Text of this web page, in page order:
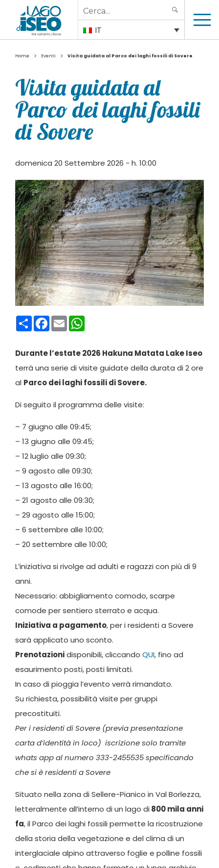
Search
for:
IT
Home > Eventi > Visita guidata al Parco dei laghi fossili di Sovere
Visita guidata al
Parco dei laghi fossili
di Sovere
domenica 20 Settembre 2026 - h. 10:00
CondividiFacebook
Email
Durante l’estate 2026 Hakuna Matata Lake Iseo
terrà una serie di visite guidate della durata di 2 ore
al Parco dei laghi fossili di Sovere.
Di seguito il programma delle visite:
– 7 giugno alle 09:45;
– 13 giugno alle 09:45;
– 12 luglio alle 09:30;
– 9 agosto alle 09:30;
– 13 agosto alle 16:00;
– 21 agosto alle 09:30;
– 29 agosto alle 15:00;
– 6 settembre alle 10:00;
– 20 settembre alle 10:00;
L’iniziativa si rivolge ad adulti e ragazzi con più di 9
anni.
Necessario: abbigliamento comodo, scarpe
comode per sentiero sterrato e acqua.
Iniziativa a pagamento, per i residenti a Sovere
sarà applicato uno sconto.
Prenotazionidisponibili, cliccandoQUI, fino ad
esaurimento posti, posti limitati.
In caso di pioggia l’evento verrà rimandato.
Su richiesta, possibilità visite per gruppi
precostituiti.
Per i residenti di Sovere (previa presentazione
carta d’identità in loco) iscrizione solo tramite
whats app al numero 333-2455535 specificando
che si è residenti a Sovere
Situato nella zona di Sellere-Pianico in Val Borlezza,
letteralmente all’interno di un lago di 800 mila anni
fa, il Parco dei laghi fossili permette la ricostruzione
della storia della vegetazione e del clima di un
interglaciale alpino attraverso foglie e polline fossili